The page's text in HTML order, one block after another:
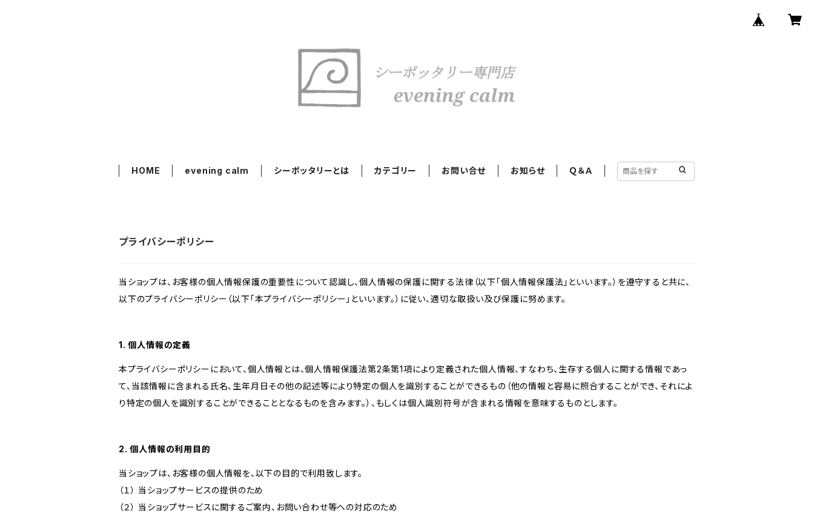
HOME evening calm シーポッタリーとは カテゴリー お問い合せ お知らせ Ｑ＆Ａ
プライバシーポリシー
当ショップは、お客様の個人情報保護の重要性について認識し、個人情報の保護に関する法律（以下「個人情報保護法」といいます。）を遵守すると共に、
以下のプライバシーポリシー（以下「本プライバシーポリシー」といいます。）に従い、適切な取扱い及び保護に努めます。
1. 個人情報の定義
本プライバシーポリシーにおいて、個人情報とは、個人情報保護法第2条第1項により定義された個人情報、すなわち、生存する個人に関する情報であっ
て、当該情報に含まれる氏名、生年月日その他の記述等により特定の個人を識別することができるもの（他の情報と容易に照合することができ、それによ
り特定の個人を識別することができることとなるものを含みます。）、もしくは個人識別符号が含まれる情報を意味するものとします。
2. 個人情報の利用目的
当ショップは、お客様の個人情報を、以下の目的で利用致します。
（１） 当ショップサービスの提供のため
（２） 当ショップサービスに関するご案内、お問い合わせ等への対応のため